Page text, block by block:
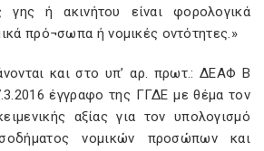
γης ή ακινήτου είναι φορολογικά
πρό¬σωπα ή νομικές οντότητες.»
και στο υπ’ αρ. πρωτ.: ΔΕΑΦ Β
έγγραφο της ΓΓΔΕ με θέμα τον
αξίας για τον υπολογισμό
νομικών προσώπων και